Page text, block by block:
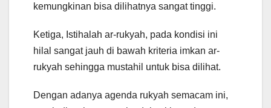
kemungkinan bisa dilihatnya sangat tinggi.
Ketiga, Istihalah ar-rukyah, pada kondisi ini
hilal sangat jauh di bawah kriteria imkan ar-
rukyah sehingga mustahil untuk bisa dilihat.
Dengan adanya agenda rukyah semacam ini,